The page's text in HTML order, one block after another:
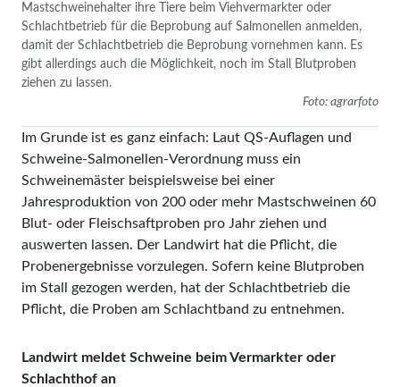
Mastschweinehalter ihre Tiere beim Viehvermarkter oder
Schlachtbetrieb für die Beprobung auf Salmonellen anmelden,
damit der Schlachtbetrieb die Beprobung vornehmen kann. Es
gibt allerdings auch die Möglichkeit, noch im Stall Blutproben
ziehen zu lassen.
Foto: agrarfoto
Im Grunde ist es ganz einfach: Laut QS-Auflagen und
Schweine-Salmonellen-Verordnung muss ein
Schweinemäster beispielsweise bei einer
Jahresproduktion von 200 oder mehr Mastschweinen 60
Blut- oder Fleischsaftproben pro Jahr ziehen und
auswerten lassen. Der Landwirt hat die Pflicht, die
Probenergebnisse vorzulegen. Sofern keine Blutproben
im Stall gezogen werden, hat der Schlachtbetrieb die
Pflicht, die Proben am Schlachtband zu entnehmen.
Landwirt meldet Schweine beim Vermarkter oder
Schlachthof an